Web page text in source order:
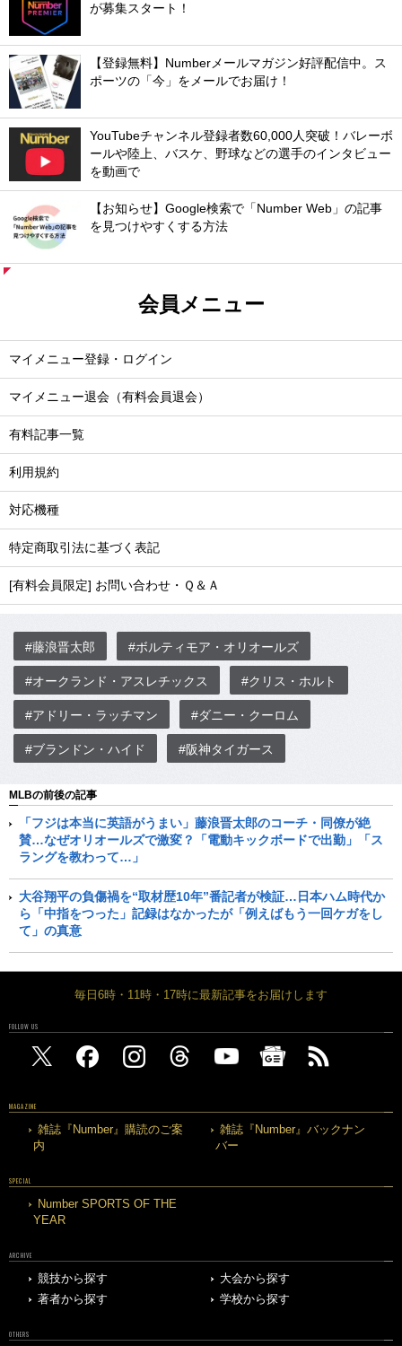
が募集スタート！
【登録無料】Numberメールマガジン好評配信中。ス
ポーツの「今」をメールでお届け！
YouTubeチャンネル登録者数60,000人突破！バレーボ
ールや陸上、バスケ、野球などの選手のインタビュー
を動画で
【お知らせ】Google検索で「Number Web」の記事
を見つけやすくする方法
会員メニュー
マイメニュー登録・ログイン
マイメニュー退会（有料会員退会）
有料記事一覧
利用規約
対応機種
特定商取引法に基づく表記
[有料会員限定] お問い合わせ・Ｑ＆Ａ
#藤浪晋太郎 #ボルティモア・オリオールズ
#オークランド・アスレチックス #クリス・ホルト
#アドリー・ラッチマン #ダニー・クーロム
#ブランドン・ハイド #阪神タイガース
MLBの前後の記事
「フジは本当に英語がうまい」藤浪晋太郎のコーチ・同僚が絶
賛…なぜオリオールズで激変？「電動キックボードで出勤」「ス
ラングを教わって…」
大谷翔平の負傷禍を“取材歴10年”番記者が検証…日本ハム時代か
ら「中指をつった」記録はなかったが「例えばもう一回ケガをし
て」の真意
毎日6時・11時・17時に最新記事をお届けします
FOLLOW US
MAGAZINE
雑誌『Number』購読のご案
内
雑誌『Number』バックナン
バー
SPECIAL
Number SPORTS OF THE
YEAR
ARCHIVE
競技から探す
大会から探す
著者から探す
学校から探す
OTHERS